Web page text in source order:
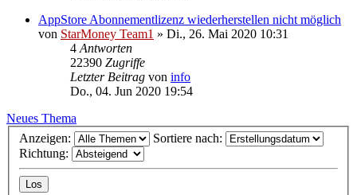
AppStore Abonnementlizenz wiederherstellen nicht möglich
von StarMoney Team1 » Di., 26. Mai 2020 10:31
4 Antworten
22390 Zugriffe
Letzter Beitrag von info
Do., 04. Jun 2020 19:54
Neues Thema
Anzeigen:
Sortiere nach:
Richtung: